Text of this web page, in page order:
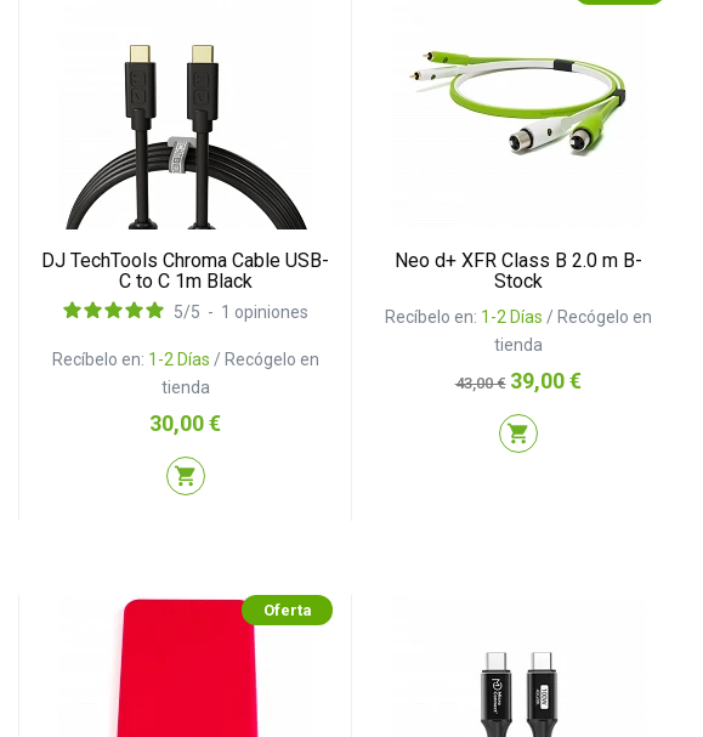
DJ TechTools Chroma Cable USB-
C to C 1m Black
Recíbelo en: 1-2 Días / Recógelo en
tienda
5/5 - 1 opiniones
Precio
30,00 €
shopping_cart
Neo d+ XFR Class B 2.0 m B-
Stock
Recíbelo en: 1-2 Días / Recógelo en
tienda
Precio
base
43,00 € Precio
39,00 €
shopping_cart
Oferta